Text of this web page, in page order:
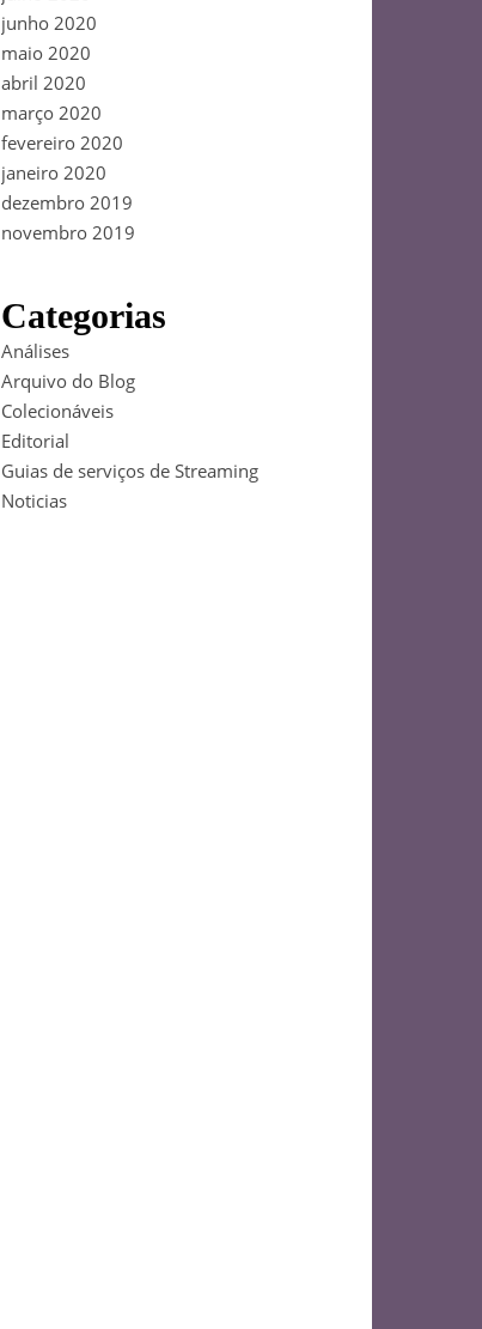
junho 2020
maio 2020
abril 2020
março 2020
fevereiro 2020
janeiro 2020
dezembro 2019
novembro 2019
Categorias
Análises
Arquivo do Blog
Colecionáveis
Editorial
Guias de serviços de Streaming
Noticias